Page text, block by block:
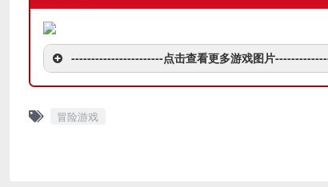
-----------------------点击查看更多游戏图片
冒险游戏